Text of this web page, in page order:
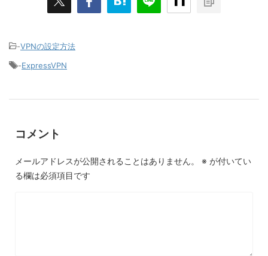
-VPNの設定方法
-ExpressVPN
コメント
メールアドレスが公開されることはありません。 ※ が付いてい
る欄は必須項目です